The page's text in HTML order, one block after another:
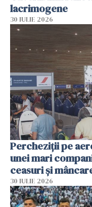
lacrimogene
30 IULIE 2026
Percheziții pe
unei mari
ceasuri și
30 IULIE 2026